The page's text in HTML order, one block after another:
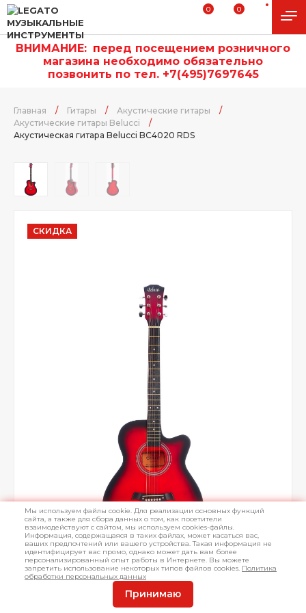
0 0
ВНИМАНИЕ: перед посещением розничного
магазина необходимо обязательно
позвонить по тел. +7(495)7697645
Главная / Гитары / Акустические гитары
/
Акустические гитары Belucci
/
Акустическая гитара Belucci BC4020 RDS
СКИДКА
Мы используем файлы cookie. Для реализации основных функций
сайта, а также для сбора данных о том, как посетители
взаимодействуют с сайтом, мы используем cookies-файлы.
Информация, содержащаяся в таких файлах, может касаться вас,
ваших предпочтений или вашего устройства. Такая информация не
идентифицирует вас прямо, однако может дать вам более
персонализированный опыт работы в Интернете. Вы можете
запретить использование некоторых типов файлов cookies. Политика
обработки персональных данных
Принимаю